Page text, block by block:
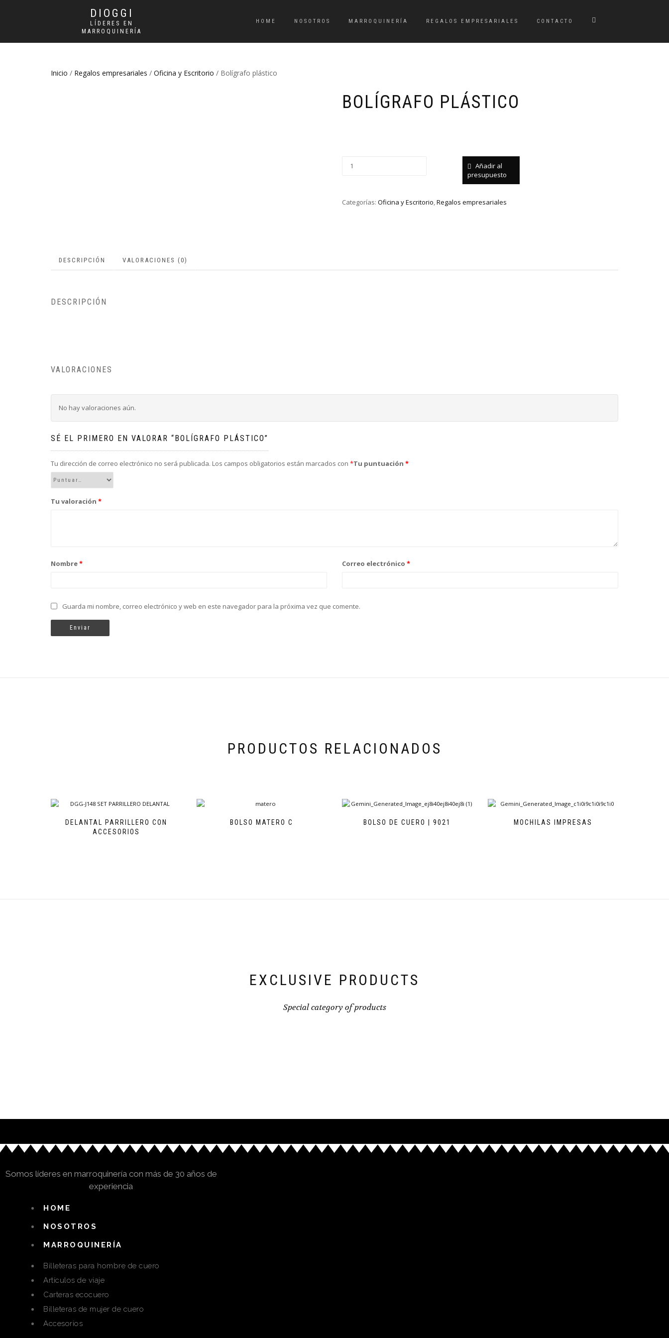
DIOGGI
LÍDERES EN
MARROQUINERÍA
HOME NOSOTROS MARROQUINERÍA REGALOS EMPRESARIALES CONTACTO
Inicio / Regalos empresariales / Oficina y Escritorio / Bolígrafo plástico
BOLÍGRAFO PLÁSTICO
Añadir al
presupuesto
Categorías: Oficina y Escritorio,Regalos empresariales
DESCRIPCIÓN VALORACIONES (0)
DESCRIPCIÓN
VALORACIONES
No hay valoraciones aún.
SÉ EL PRIMERO EN VALORAR “BOLÍGRAFO PLÁSTICO”
Tu dirección de correo electrónico no será publicada. Los campos obligatorios están marcados con *Tu puntuación *
Tu valoración *
Nombre* Correo electrónico *
Guarda mi nombre, correo electrónico y web en este navegador para la próxima vez que comente.
PRODUCTOS RELACIONADOS
DELANTAL PARRILLERO CON
ACCESORIOS
BOLSO MATERO C BOLSO DE CUERO | 9021 MOCHILAS IMPRESAS
EXCLUSIVE PRODUCTS
Special category of products
Somos líderes en marroquinería con más de 30 años de
experiencia
HOME
NOSOTROS
MARROQUINERÍA
Billeteras para hombre de cuero
Artículos de viaje
Carteras ecocuero
Billeteras de mujer de cuero
Accesorios